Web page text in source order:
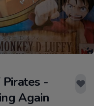
-
Again